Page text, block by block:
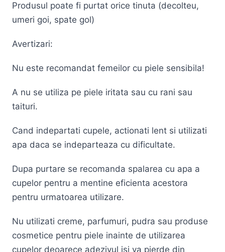
Produsul poate fi purtat orice tinuta (decolteu,
umeri goi, spate gol)
Avertizari:
Nu este recomandat femeilor cu piele sensibila!
A nu se utiliza pe piele iritata sau cu rani sau
taituri.
Cand indepartati cupele, actionati lent si utilizati
apa daca se indeparteaza cu dificultate.
Dupa purtare se recomanda spalarea cu apa a
cupelor pentru a mentine eficienta acestora
pentru urmatoarea utilizare.
Nu utilizati creme, parfumuri, pudra sau produse
cosmetice pentru piele inainte de utilizarea
cupelor deoarece adezivul isi va pierde din